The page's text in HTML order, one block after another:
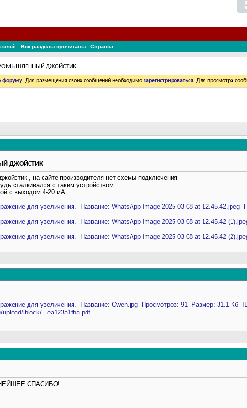
Все разделы прочитаны Справка
ДЖОЙСТИК
форуму. Для размещения своих сообщений необходимо зарегистрироваться. Для просмотра
ДЖОЙСТИК
, на сайте производителя нет схемы подключения
сталкивался с таким устройством.
с выходом 4-20 мА .
upload/iblock/...ea123a1fba.pdf
СПАСИБО!